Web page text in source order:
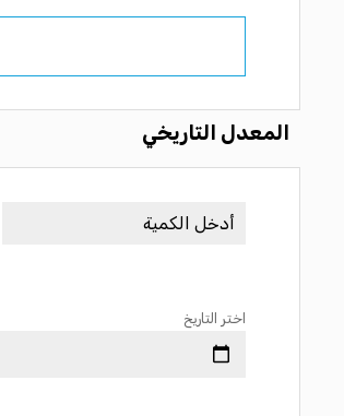
المعدل التاريخي
اختر التاريخ